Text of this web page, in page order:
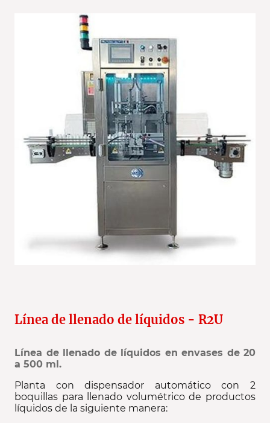
Línea de llenado de líquidos - R2U
Línea de llenado de líquidos en envases de 20
a 500 ml.
Planta con dispensador automático con 2
boquillas para llenado volumétrico de productos
líquidos de la siguiente manera: